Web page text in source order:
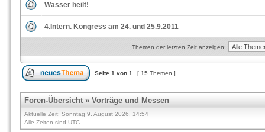
Wasser heilt!
4.Intern. Kongress am 24. und 25.9.2011
Themen der letzten Zeit anzeigen:
Seite 1 von 1 [ 15 Themen ]
Foren-Übersicht» Vorträge und Messen
Aktuelle Zeit: Sonntag 9. August 2026, 14:54
Alle Zeiten sind UTC